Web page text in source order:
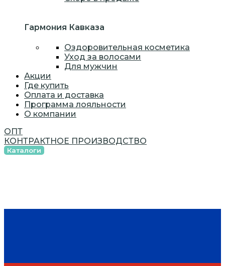
Гармония Кавказа
Оздоровительная косметика
Уход за волосами
Для мужчин
Акции
Где купить
Оплата и доставка
Программа лояльности
О компании
ОПТ
КОНТРАКТНОЕ ПРОИЗВОДСТВО
Каталоги